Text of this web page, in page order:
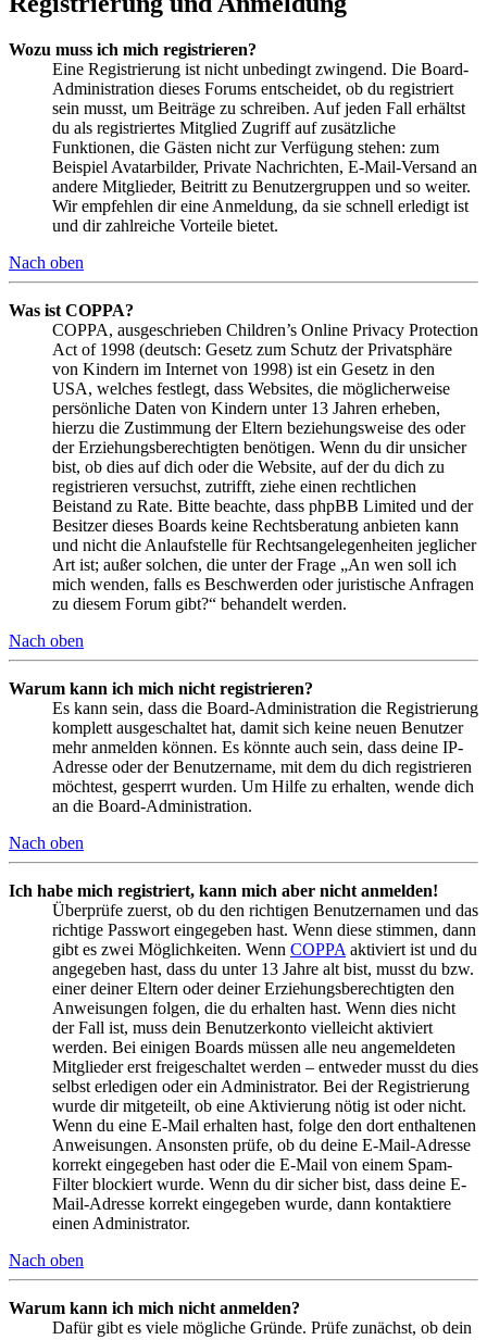
Wozu muss ich mich registrieren?
Eine Registrierung ist nicht unbedingt zwingend. Die Board-
Administration dieses Forums entscheidet, ob du registriert
sein musst, um Beiträge zu schreiben. Auf jeden Fall erhältst
du als registriertes Mitglied Zugriff auf zusätzliche
Funktionen, die Gästen nicht zur Verfügung stehen: zum
Beispiel Avatarbilder, Private Nachrichten, E-Mail-Versand an
andere Mitglieder, Beitritt zu Benutzergruppen und so weiter.
Wir empfehlen dir eine Anmeldung, da sie schnell erledigt ist
und dir zahlreiche Vorteile bietet.
Nach oben
Was ist COPPA?
COPPA, ausgeschrieben Children’s Online Privacy Protection
Act of 1998 (deutsch: Gesetz zum Schutz der Privatsphäre
von Kindern im Internet von 1998) ist ein Gesetz in den
USA, welches festlegt, dass Websites, die möglicherweise
persönliche Daten von Kindern unter 13 Jahren erheben,
hierzu die Zustimmung der Eltern beziehungsweise des oder
der Erziehungsberechtigten benötigen. Wenn du dir unsicher
bist, ob dies auf dich oder die Website, auf der du dich zu
registrieren versuchst, zutrifft, ziehe einen rechtlichen
Beistand zu Rate. Bitte beachte, dass phpBB Limited und der
Besitzer dieses Boards keine Rechtsberatung anbieten kann
und nicht die Anlaufstelle für Rechtsangelegenheiten jeglicher
Art ist; außer solchen, die unter der Frage „An wen soll ich
mich wenden, falls es Beschwerden oder juristische Anfragen
zu diesem Forum gibt?“ behandelt werden.
Nach oben
Warum kann ich mich nicht registrieren?
Es kann sein, dass die Board-Administration die Registrierung
komplett ausgeschaltet hat, damit sich keine neuen Benutzer
mehr anmelden können. Es könnte auch sein, dass deine IP-
Adresse oder der Benutzername, mit dem du dich registrieren
möchtest, gesperrt wurden. Um Hilfe zu erhalten, wende dich
an die Board-Administration.
Nach oben
Ich habe mich registriert, kann mich aber nicht anmelden!
Überprüfe zuerst, ob du den richtigen Benutzernamen und das
richtige Passwort eingegeben hast. Wenn diese stimmen, dann
gibt es zwei Möglichkeiten. Wenn COPPA aktiviert ist und du
angegeben hast, dass du unter 13 Jahre alt bist, musst du bzw.
einer deiner Eltern oder deiner Erziehungsberechtigten den
Anweisungen folgen, die du erhalten hast. Wenn dies nicht
der Fall ist, muss dein Benutzerkonto vielleicht aktiviert
werden. Bei einigen Boards müssen alle neu angemeldeten
Mitglieder erst freigeschaltet werden – entweder musst du dies
selbst erledigen oder ein Administrator. Bei der Registrierung
wurde dir mitgeteilt, ob eine Aktivierung nötig ist oder nicht.
Wenn du eine E-Mail erhalten hast, folge den dort enthaltenen
Anweisungen. Ansonsten prüfe, ob du deine E-Mail-Adresse
korrekt eingegeben hast oder die E-Mail von einem Spam-
Filter blockiert wurde. Wenn du dir sicher bist, dass deine E-
Mail-Adresse korrekt eingegeben wurde, dann kontaktiere
einen Administrator.
Nach oben
Warum kann ich mich nicht anmelden?
Dafür gibt es viele mögliche Gründe. Prüfe zunächst, ob dein